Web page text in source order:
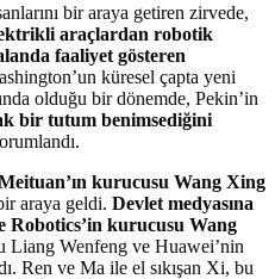
bir araya getiren zirvede,
araçlardan robotik
faaliyet gösteren
küresel çapta yeni
olduğu bir dönemde, Pekin’in
bir tutum benimsediğini
kurucusu Wang Xing
araya geldi. Devlet medyasına
Robotics’in kurucusu Wang
Liang Wenfeng ve Huawei’nin
Ren ve Ma ile el sıkışan Xi, bu